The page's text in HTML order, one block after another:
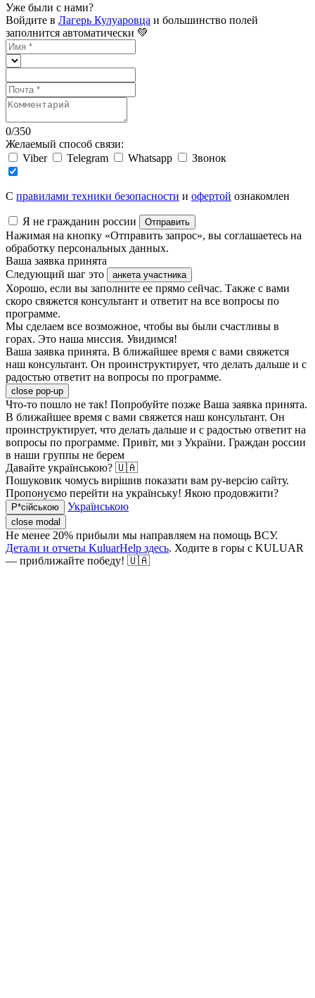
Уже были с нами?
Войдите в Лагерь Кулуаровца и большинство полей
заполнится автоматически 💚
0/350
Желаемый способ связи:
Viber
Telegram Whatsapp Звонок
C правилами техники безопасности и офертой ознакомлен
Я не гражданин россии Отправить
Нажимая на кнопку «Отправить запрос», вы соглашаетесь на
обработку персональных данных.
Ваша заявка принята
Следующий шаг это
анкета участника
Хорошо, если вы заполните ее прямо сейчас. Также с вами
скоро свяжется консультант и ответит на все вопросы по
программе.
Мы сделаем все возможное, чтобы вы были счастливы в
горах. Это наша миссия. Увидимся!
Ваша заявка принята. В ближайшее время с вами свяжется
наш консультант. Он проинструктирует, что делать дальше и с
радостью ответит на вопросы по программе.
close pop-up
Что-то пошло не так! Попробуйте позже Ваша заявка принята.
В ближайшее время с вами свяжется наш консультант. Он
проинструктирует, что делать дальше и с радостью ответит на
вопросы по программе. Привіт, ми з України. Граждан россии
в наши группы не берем
Давайте українською? 🇺🇦
Пошуковик чомусь вирішив показати вам ру-версію сайту.
Пропонуємо перейти на українську! Якою продовжити?
Р*сійською Українською
close modal
Не менее 20% прибыли мы направляем на помощь ВСУ.
Детали и отчеты KuluarHelp здесь. Ходите в горы с KULUAR
— приближайте победу! 🇺🇦